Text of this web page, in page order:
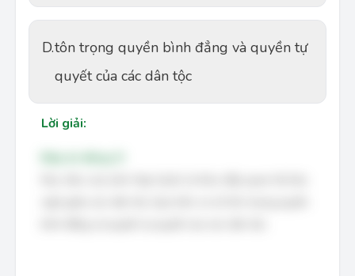
D.tôn trọng quyền bình đẳng và quyền tự
quyết của các dân tộc
Lời giải: